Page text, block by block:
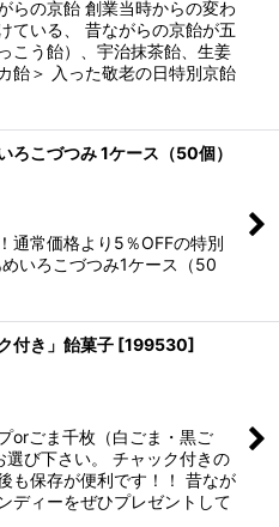
らの京飴 創業当時からの変わ
ている、 昔ながらの京飴が五
こう飴）、宇治抹茶飴、生姜
飴＞ 入った敬老の日特別京飴
ろこづつみ 1ケース（50個）
通常価格より5％OFFの特別
いろこづつみ1ケース（50
付き」飴菓子 [199530]
orごま千枚（白ごま・黒ご
選び下さい。 チャック付きの
も保存が便利です！！ 昔なが
ディーをぜひプレゼントして